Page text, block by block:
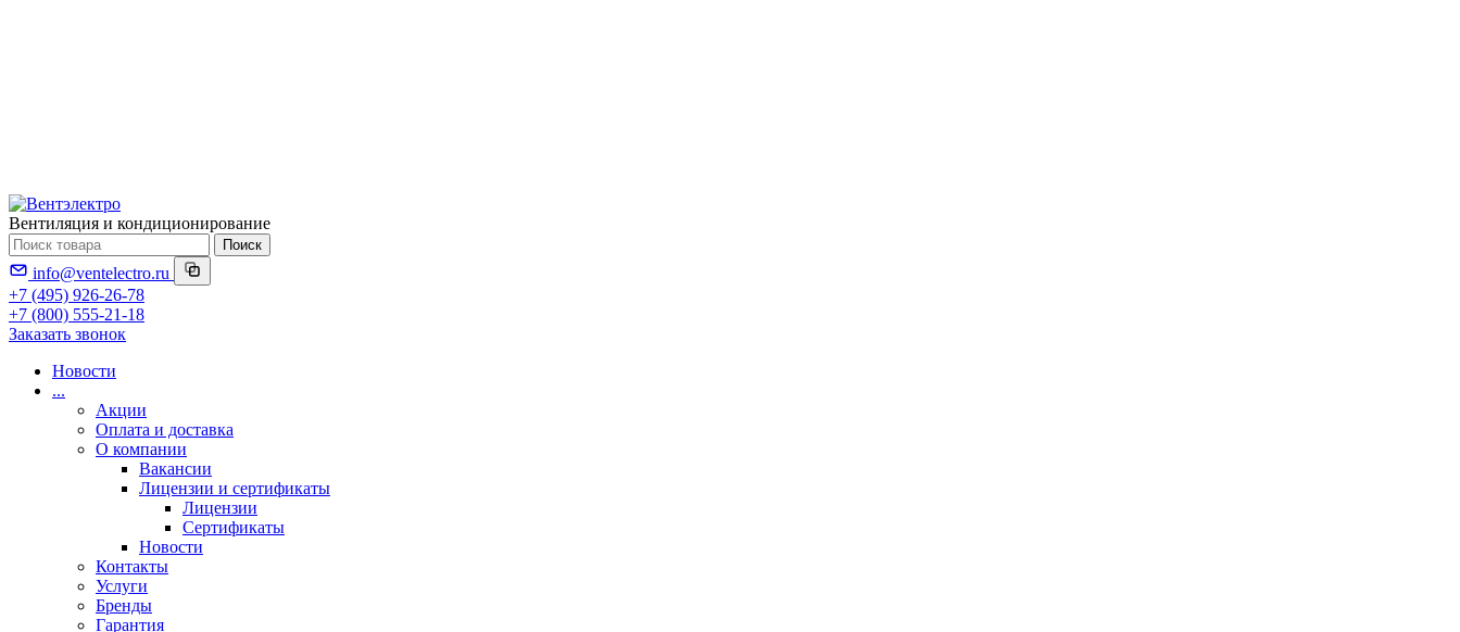
Вентиляция и кондиционирование
Поиск
info@ventelectro.ru
+7 (495) 926-26-78
+7 (800) 555-21-18
Заказать звонок
Новости
...
Акции
Оплата и доставка
О компании
Вакансии
Лицензии и сертификаты
Лицензии
Сертификаты
Новости
Контакты
Услуги
Бренды
Гарантия